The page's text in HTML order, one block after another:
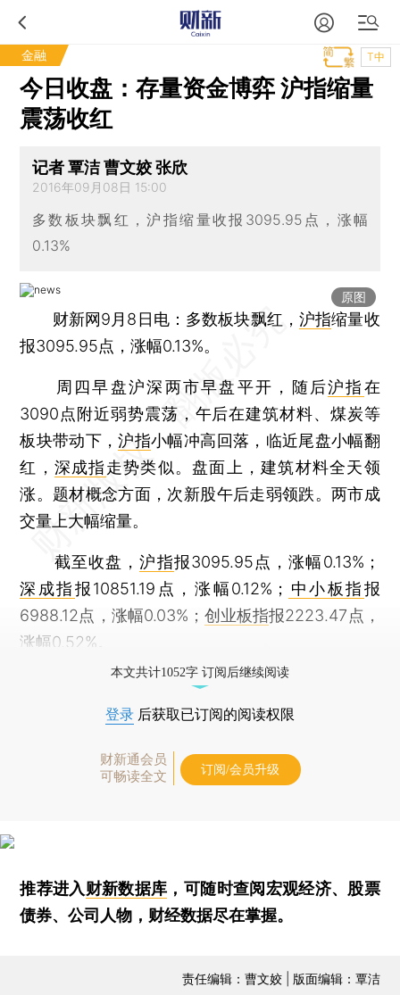
金融 T中
今日收盘：存量资金博弈 沪指缩量
震荡收红
记者 覃洁 曹文姣 张欣
2016年09月08日 15:00
多数板块飘红，沪指缩量收报3095.95点，涨幅
0.13%
原图
财新网9月8日电：多数板块飘红，沪指缩量收
报3095.95点，涨幅0.13%。
周四早盘沪深两市早盘平开，随后沪指在
3090点附近弱势震荡，午后在建筑材料、煤炭等
板块带动下，沪指小幅冲高回落，临近尾盘小幅翻
红， 深成指走势类似。盘面上，建筑材料全天领
涨。题材概念方面，次新股午后走弱领跌。两市成
交量上大幅缩量。
截至收盘，沪指报3095.95点，涨幅0.13%；
深成指报10851.19点，涨幅0.12%； 中小板指报
6988.12点，涨幅0.03%； 创业板指报2223.47点，
涨幅0.52%。
本文共计1052字 订阅后继续阅读
登录 后获取已订阅的阅读权限
财新通会员
可畅读全文
订阅/会员升级
推荐进入财新数据库 ，可随时查阅宏观经济、股票
债券、公司人物，财经数据尽在掌握。
责任编辑：曹文姣 | 版面编辑：覃洁